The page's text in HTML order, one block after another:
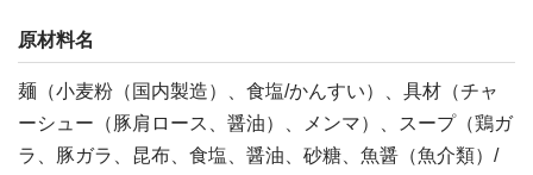
原材料名
麺（小麦粉（国内製造）、食塩/かんすい）、具材（チャ
ーシュー（豚肩ロース、醤油）、メンマ）、スープ（鶏ガ
ラ、豚ガラ、昆布、食塩、醤油、砂糖、魚醤（魚介類）/